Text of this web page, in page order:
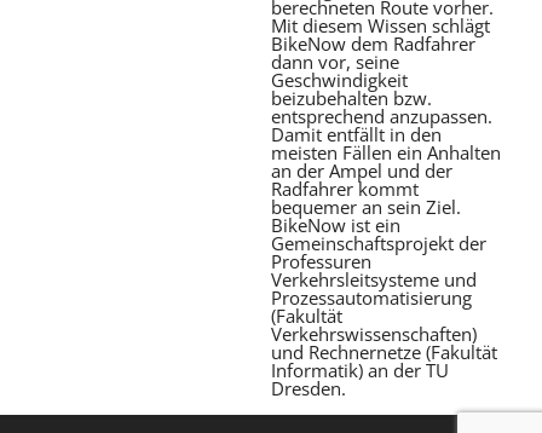
berechneten Route vorher.
Mit diesem Wissen schlägt
BikeNow dem Radfahrer
dann vor, seine
Geschwindigkeit
beizubehalten bzw.
entsprechend anzupassen.
Damit entfällt in den
meisten Fällen ein Anhalten
an der Ampel und der
Radfahrer kommt
bequemer an sein Ziel.
BikeNow ist ein
Gemeinschaftsprojekt der
Professuren
Verkehrsleitsysteme und
Prozessautomatisierung
(Fakultät
Verkehrswissenschaften)
und Rechnernetze (Fakultät
Informatik) an der TU
Dresden.